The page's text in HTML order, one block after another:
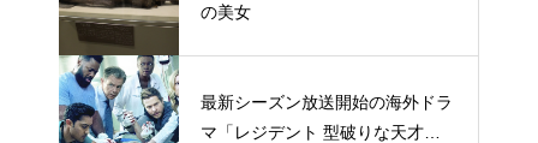
の美女
最新シーズン放送開始の海外ドラ
マ「レジデント 型破りな天才研